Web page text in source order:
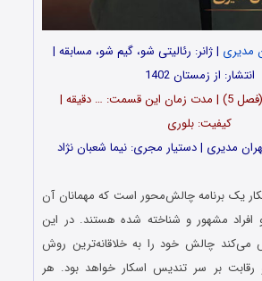
مدیری | ژانر: رئالیتی شو، گیم شو، مسابقه |
انتشار: از زمستان 1402
تعداد قسمت‌: 4 (فصل 5) | مدت زمان این قسمت: … دقیقه |
کیفیت: بلوری
مدیری | دستیار مجری: نیما شعبان نژاد
یک برنامه چالش‌محور است که مهمانان آن
افراد مشهور و شناخته‌ شده هستند. در این
می‌کند چالش خود را به خلاقانه‌ترین روش
بر سر تندیس اسکار خواهد بود. هر